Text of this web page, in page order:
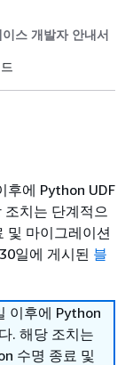
이스 개발자 안내서
에 Python UDF
치는 단계적으
및 마이그레이션
일에 게시된 블
이후에 Python
. 해당 조치는
수명 종료 및